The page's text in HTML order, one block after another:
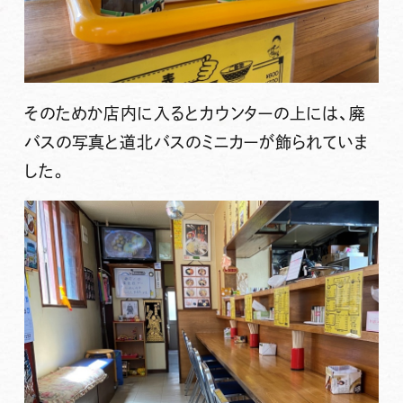
そのためか店内に入るとカウンターの上には、廃
バスの写真と道北バスのミニカーが飾られていま
した。